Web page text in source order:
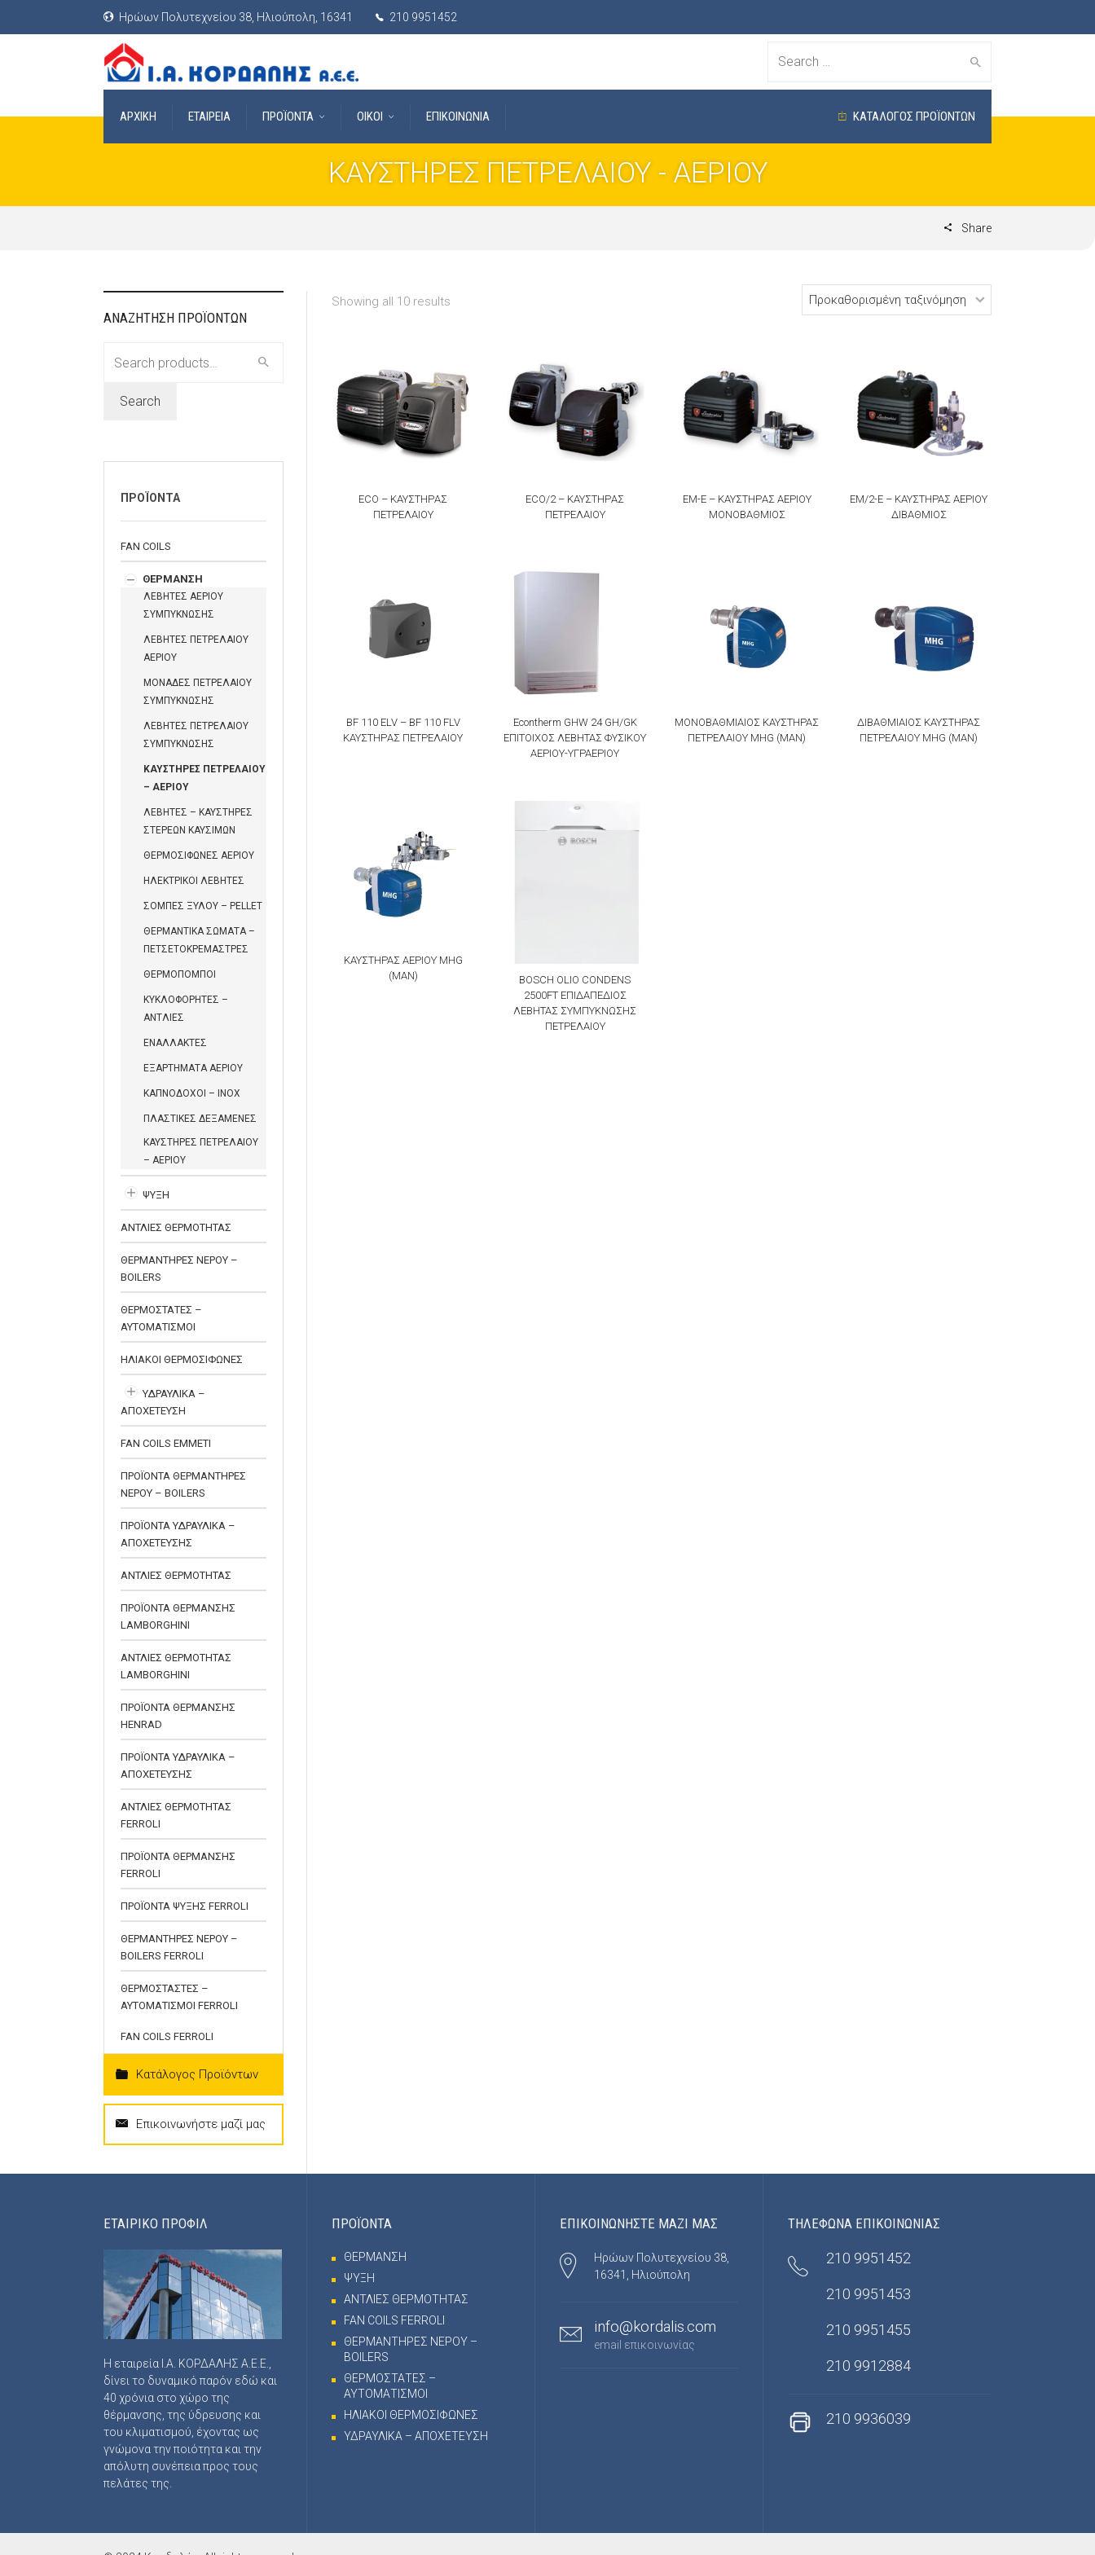
Ηρώων Πολυτεχνείου 38, Ηλιούπολη, 16341 210 9951452
Search
ΑΡΧΙΚΗ ΕΤΑΙΡΕΙΑ ΠΡΟΪΟΝΤΑ OIKOI ΕΠΙΚΟΙΝΩΝΙΑ ΚΑΤΑΛΟΓΟΣ ΠΡΟΪΟΝΤΩΝ
ΚΑΥΣΤΗΡΕΣ ΠΕΤΡΕΛΑΙΟΥ - ΑΕΡΙΟΥ
Share
Showing all 10 results
ECO – ΚΑΥΣΤΗΡAΣ
ΠΕΤΡΕΛΑΙΟΥ
ECO/2 – ΚΑΥΣΤΗΡAΣ
ΠΕΤΡΕΛΑΙΟΥ
ΕΜ-Ε – ΚΑΥΣΤΗΡAΣ ΑΕΡΙΟΥ
ΜΟΝΟΒΑΘΜΙΟΣ
ΕΜ/2-Ε – ΚΑΥΣΤΗΡΑΣ ΑΕΡΙΟΥ
ΔΙΒΑΘΜΙΟΣ
BF 110 ELV – BF 110 FLV
ΚΑΥΣΤΗΡAΣ ΠΕΤΡΕΛΑΙΟΥ
Econtherm GHW 24 GH/GK
ΕΠΙΤΟΙΧΟΣ ΛΕΒΗΤΑΣ ΦΥΣΙΚΟΥ
ΑΕΡΙΟΥ-ΥΓΡΑΕΡΙΟΥ
ΜΟΝΟΒΑΘΜΙΑΙΟΣ ΚΑΥΣΤΗΡΑΣ
ΠΕΤΡΕΛΑΙΟΥ MHG (ΜΑΝ)
ΔΙΒΑΘΜΙΑΙΟΣ ΚΑΥΣΤΗΡΑΣ
ΠΕΤΡΕΛΑΙΟΥ MHG (ΜΑΝ)
ΚΑΥΣΤΗΡΑΣ ΑΕΡΙΟΥ MHG
(ΜΑΝ)
BOSCH OLIO CONDENS
2500FT ΕΠΙΔΑΠΕΔΙΟΣ
ΛΕΒΗΤΑΣ ΣΥΜΠΥΚΝΩΣΗΣ
ΠΕΤΡΕΛΑΙΟΥ
ΑΝΑΖΗΤΗΣΗ ΠΡΟΪΟΝΤΩΝ
Search
ΠΡΟΪΟΝΤΑ
FAN COILS
ΘΕΡΜΑΝΣΗ
ΛΕΒΗΤΕΣ ΑΕΡΙΟΥ
ΣΥΜΠΥΚΝΩΣΗΣ
ΛΕΒΗΤΕΣ ΠΕΤΡΕΛΑΙΟΥ
ΑΕΡΙΟΥ
ΜΟΝΑΔΕΣ ΠΕΤΡΕΛΑΙΟΥ
ΣΥΜΠΥΚΝΩΣΗΣ
ΛΕΒΗΤΕΣ ΠΕΤΡΕΛΑΙΟΥ
ΣΥΜΠΥΚΝΩΣΗΣ
ΚΑΥΣΤΗΡΕΣ ΠΕΤΡΕΛΑΙΟΥ
– ΑΕΡΙΟΥ
ΛΕΒΗΤΕΣ – ΚΑΥΣΤΗΡΕΣ
ΣΤΕΡΕΩΝ ΚΑΥΣΙΜΩΝ
ΘΕΡΜΟΣΙΦΩΝΕΣ ΑΕΡΙΟΥ
ΗΛΕΚΤΡΙΚΟΙ ΛΕΒΗΤΕΣ
ΣΟΜΠΕΣ ΞΥΛΟΥ – PELLET
ΘΕΡΜΑΝΤΙΚΑ ΣΩΜΑΤΑ –
ΠΕΤΣΕΤΟΚΡΕΜΑΣΤΡΕΣ
ΘΕΡΜΟΠΟΜΠΟΙ
ΚΥΚΛΟΦΟΡΗΤΕΣ –
ΑΝΤΛΙΕΣ
ΕΝΑΛΛΑΚΤΕΣ
ΕΞΑΡΤΗΜΑΤΑ ΑΕΡΙΟΥ
ΚΑΠΝΟΔΟΧΟΙ – INOX
ΠΛΑΣΤΙΚΕΣ ΔΕΞΑΜΕΝΕΣ
ΚΑΥΣΤΗΡΕΣ ΠΕΤΡΕΛΑΙΟΥ
– ΑΕΡΙΟΥ
ΨΥΞΗ
ΑΝΤΛΙΕΣ ΘΕΡΜΟΤΗΤΑΣ
ΘΕΡΜΑΝΤΗΡΕΣ ΝΕΡΟΥ –
BOILERS
ΘΕΡΜΟΣΤΑΤΕΣ –
ΑΥΤΟΜΑΤΙΣΜΟΙ
ΗΛΙΑΚΟΙ ΘΕΡΜΟΣΙΦΩΝΕΣ
ΥΔΡΑΥΛΙΚΑ –
ΑΠΟΧΕΤΕΥΣΗ
FAN COILS EMMETI
ΠΡΟΪΟΝΤΑ ΘΕΡΜΑΝΤΗΡΕΣ
ΝΕΡΟΥ – BOILERS
ΠΡΟΪΟΝΤΑ ΥΔΡΑΥΛΙΚΑ –
ΑΠΟΧΕΤΕΥΣΗΣ
ΑΝΤΛΙΕΣ ΘΕΡΜΟΤΗΤΑΣ
ΠΡΟΪΟΝΤΑ ΘΕΡΜΑΝΣΗΣ
LAMBORGHINI
ΑΝΤΛΙΕΣ ΘΕΡΜΟΤΗΤΑΣ
LAMBORGHINI
ΠΡΟΪΟΝΤΑ ΘΕΡΜΑΝΣΗΣ
HENRAD
ΠΡΟΪΟΝΤΑ ΥΔΡΑΥΛΙΚΑ –
ΑΠΟΧΕΤΕΥΣΗΣ
ΑΝΤΛΙΕΣ ΘΕΡΜΟΤΗΤΑΣ
FERROLI
ΠΡΟΪΟΝΤΑ ΘΕΡΜΑΝΣΗΣ
FERROLI
ΠΡΟΪΟΝΤΑ ΨΥΞΗΣ FERROLI
ΘΕΡΜΑΝΤΗΡΕΣ ΝΕΡΟΥ –
BOILERS FERROLI
ΘΕΡΜΟΣΤΑΣΤΕΣ –
ΑΥΤΟΜΑΤΙΣΜΟΙ FERROLI
FAN COILS FERROLI
Κατάλογος Προϊόντων
Επικοινωνήστε μαζί μας
ΕΤΑΙΡΙΚΟ ΠΡΟΦΙΛ
Η εταιρεία Ι.Α. ΚΟΡΔΑΛΗΣ Α.Ε.Ε.,
δίνει το δυναμικό παρόν εδώ και
40 χρόνια στο χώρο της
θέρμανσης, της ύδρευσης και
του κλιματισμού, έχοντας ως
γνώμονα την ποιότητα και την
απόλυτη συνέπεια προς τους
πελάτες της.
ΠΡΟΪΟΝΤΑ
ΘΕΡΜΑΝΣΗ
ΨΥΞΗ
ΑΝΤΛΙΕΣ ΘΕΡΜΟΤΗΤΑΣ
FAN COILS FERROLI
ΘΕΡΜΑΝΤΗΡΕΣ ΝΕΡΟΥ –
BOILERS
ΘΕΡΜΟΣΤΑΤΕΣ –
ΑΥΤΟΜΑΤΙΣΜΟΙ
ΗΛΙΑΚΟΙ ΘΕΡΜΟΣΙΦΩΝΕΣ
ΥΔΡΑΥΛΙΚΑ – ΑΠΟΧΕΤΕΥΣΗ
ΕΠΙΚΟΙΝΩΝΗΣΤΕ ΜΑΖΙ ΜΑΣ
Ηρώων Πολυτεχνείου 38,
16341, Ηλιούπολη
info@kordalis.com
email επικοινωνίας
ΤΗΛΕΦΩΝΑ ΕΠΙΚΟΙΝΩΝΙΑΣ
210 9951452
210 9951453
210 9951455
210 9912884
210 9936039